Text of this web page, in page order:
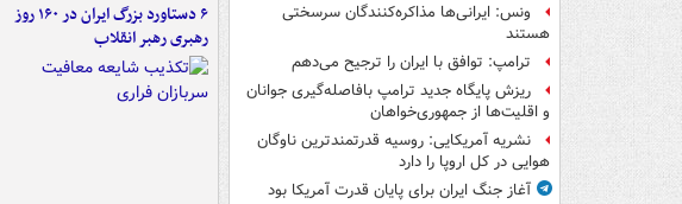
ونس: ایرانی‌ها مذاکره‌کنندگان سرسختی
هستند
ترامپ: توافق با ایران را ترجیح می‌دهم
ریزش پایگاه جدید ترامپ بافاصله‌گیری جوانان
و اقلیت‌ها از جمهوری‌خواهان
نشریه آمریکایی: روسیه قدرتمندترین ناوگان
هوایی در کل اروپا را دارد
آغاز جنگ ایران برای پایان قدرت آمریکا بود
۶ دستاورد بزرگ ایران در ۱۶۰ روز
رهبری رهبر انقلاب